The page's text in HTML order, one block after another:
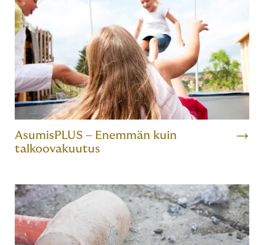
AsumisPLUS – Enemmän kuin
talkoovakuutus